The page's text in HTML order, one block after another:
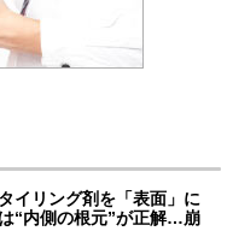
イリング剤を「表面」に
“内側の根元”が正解…崩